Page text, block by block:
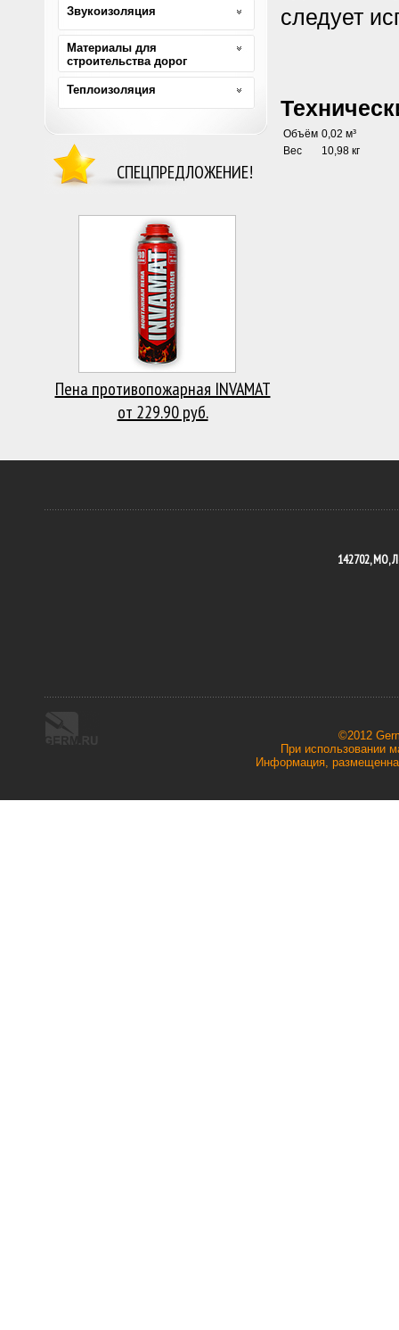
следует
Объём
Вес
0,02 м³
10,98 кг
Звукоизоляция
Материалы для
строительства дорог
Теплоизоляция
СПЕЦПРЕДЛОЖЕНИЕ!
Пена противопожарная INVAMAT
от 229.90 руб.
142702, МО,
©2012
При использовании
Информация,